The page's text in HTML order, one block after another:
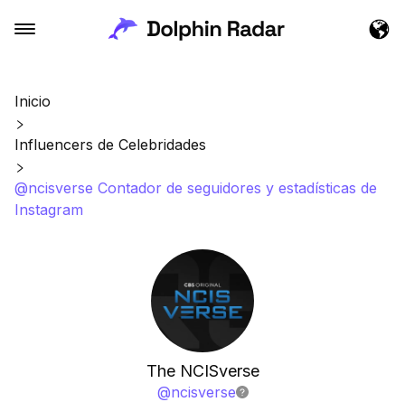
Inicio
Influencers de Celebridades
@ncisverse Contador de seguidores y estadísticas de
Instagram
The NCISverse
@ncisverse